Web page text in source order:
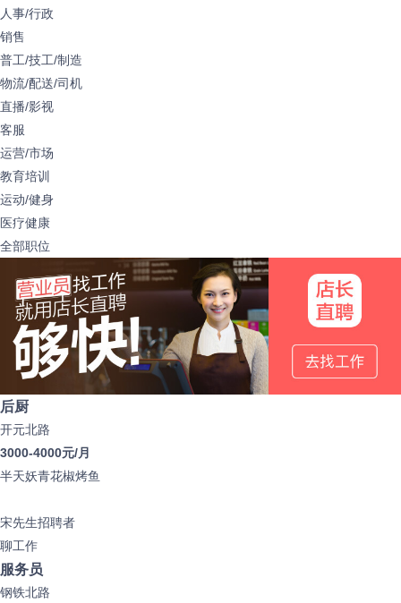
人事/行政
销售
普工/技工/制造
物流/配送/司机
直播/影视
客服
运营/市场
教育培训
运动/健身
医疗健康
全部职位
后厨
开元北路
3000-4000元/月
半天妖青花椒烤鱼
宋先生招聘者
聊工作
服务员
钢铁北路